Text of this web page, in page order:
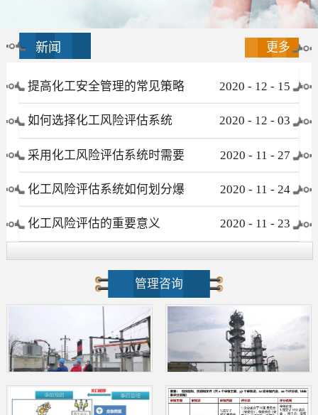
新闻 更多
提高化工安全管理的常见策略
有哪些
2020 - 12 - 15
如何选择化工风险评估系统 2020 - 12 - 03
采用化工风险评估系统时需要
注意哪些事项
2020 - 11 - 27
化工风险评估系统如何划分爆
炸危险区域
2020 - 11 - 24
化工风险评估的重要意义 2020 - 11 - 23
管理咨询